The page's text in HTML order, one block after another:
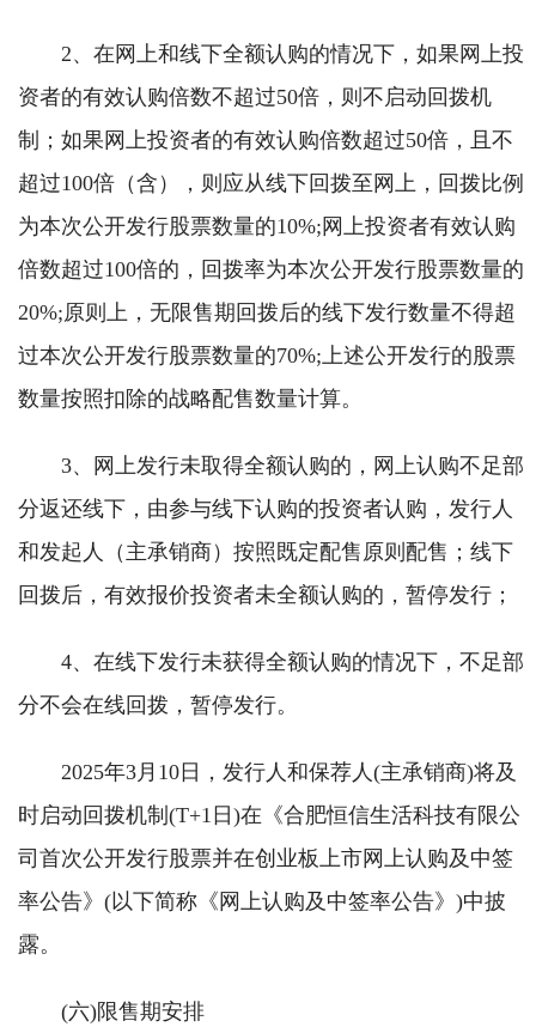
2、在网上和线下全额认购的情况下，如果网上投
资者的有效认购倍数不超过50倍，则不启动回拨机
制；如果网上投资者的有效认购倍数超过50倍，且不
超过100倍（含），则应从线下回拨至网上，回拨比例
为本次公开发行股票数量的10%;网上投资者有效认购
倍数超过100倍的，回拨率为本次公开发行股票数量的
20%;原则上，无限售期回拨后的线下发行数量不得超
过本次公开发行股票数量的70%;上述公开发行的股票
数量按照扣除的战略配售数量计算。
3、网上发行未取得全额认购的，网上认购不足部
分返还线下，由参与线下认购的投资者认购，发行人
和发起人（主承销商）按照既定配售原则配售；线下
回拨后，有效报价投资者未全额认购的，暂停发行；
4、在线下发行未获得全额认购的情况下，不足部
分不会在线回拨，暂停发行。
2025年3月10日，发行人和保荐人(主承销商)将及
时启动回拨机制(T+1日)在《合肥恒信生活科技有限公
司首次公开发行股票并在创业板上市网上认购及中签
率公告》(以下简称《网上认购及中签率公告》)中披
露。
(六)限售期安排